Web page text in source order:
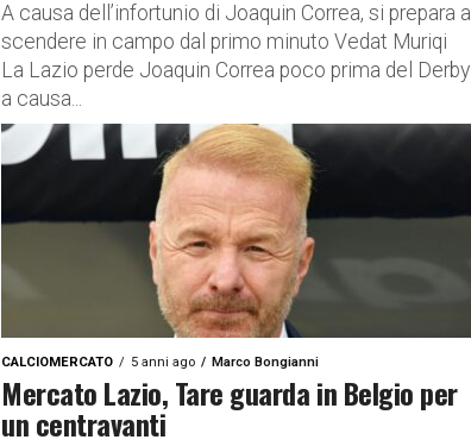
A causa dell’infortunio di Joaquin Correa, si prepara a
scendere in campo dal primo minuto Vedat Muriqi
La Lazio perde Joaquin Correa poco prima del Derby
a causa...
CALCIOMERCATO 5 anni ago Marco Bongianni
Mercato Lazio, Tare guarda in Belgio per
un centravanti